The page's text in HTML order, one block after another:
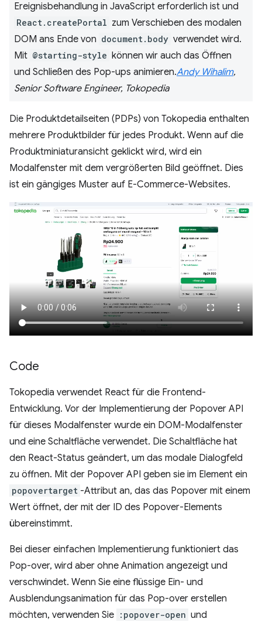
Ereignisbehandlung in JavaScript erforderlich ist und
React.createPortal zum Verschieben des modalen
DOM ans Ende von document.body verwendet wird.
Mit @starting-style können wir auch das Öffnen
und Schließen des Pop-ups animieren.Andy Wihalim,
Senior Software Engineer, Tokopedia
Die Produktdetailseiten (PDPs) von Tokopedia enthalten
mehrere Produktbilder für jedes Produkt. Wenn auf die
Produktminiaturansicht geklickt wird, wird ein
Modalfenster mit dem vergrößerten Bild geöffnet. Dies
ist ein gängiges Muster auf E-Commerce-Websites.
Code
Tokopedia verwendet React für die Frontend-
Entwicklung. Vor der Implementierung der Popover API
für dieses Modalfenster wurde ein DOM-Modalfenster
und eine Schaltfläche verwendet. Die Schaltfläche hat
den React-Status geändert, um das modale Dialogfeld
zu öffnen. Mit der Popover API geben sie im Element ein
popovertarget -Attribut an, das das Popover mit einem
Wert öffnet, der mit der ID des Popover-Elements
übereinstimmt.
Bei dieser einfachen Implementierung funktioniert das
Pop-over, wird aber ohne Animation angezeigt und
verschwindet. Wenn Sie eine flüssige Ein- und
Ausblendungsanimation für das Pop-over erstellen
möchten, verwenden Sie :popover-open und